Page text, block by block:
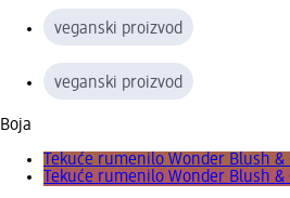
veganski proizvod
veganski proizvod
Boja
Tekuće rumenilo Wonder Blush
Tekuće rumenilo Wonder Blush